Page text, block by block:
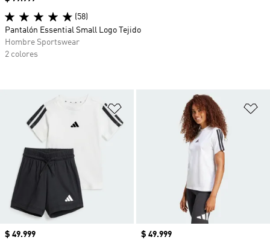
Añadir a la lista de deseos
Precio
$ 49.999
Precio
$ 49.999
(58)
Pantalón Essential Small Logo Tejido
Hombre Sportswear
2 colores